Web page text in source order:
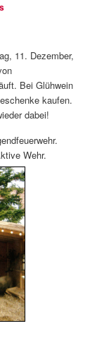
11. Dezember,
Bei Glühwein
kaufen.
dabei!
Wehr.